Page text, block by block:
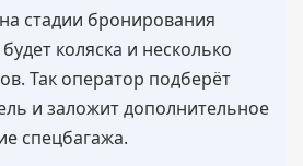
стадии бронирования
коляска и несколько
Так оператор подберёт
и заложит дополнительное
спецбагажа.